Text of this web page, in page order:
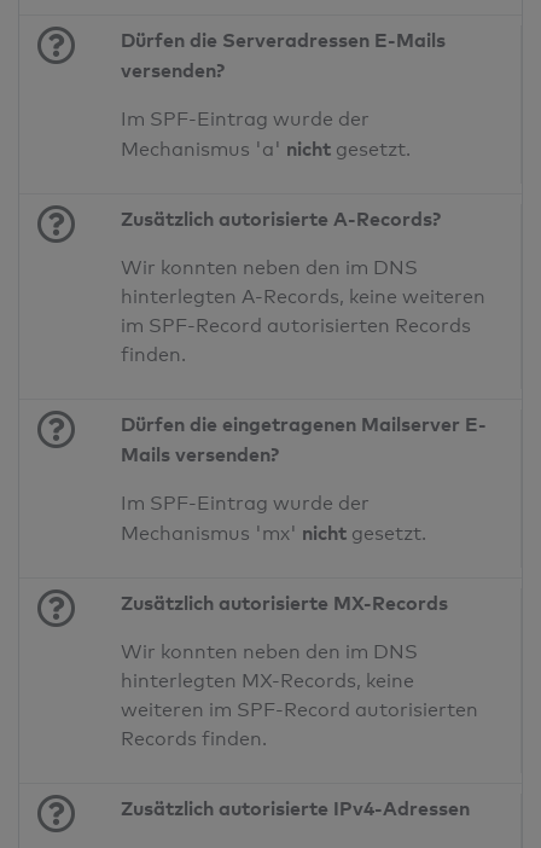
Dürfen die Serveradressen E-Mails
versenden?
Im SPF-Eintrag wurde der
Mechanismus 'a' nicht gesetzt.
Zusätzlich autorisierte A-Records?
Wir konnten neben den im DNS
hinterlegten A-Records, keine weiteren
im SPF-Record autorisierten Records
finden.
Dürfen die eingetragenen Mailserver E-
Mails versenden?
Im SPF-Eintrag wurde der
Mechanismus 'mx' nicht gesetzt.
Zusätzlich autorisierte MX-Records
Wir konnten neben den im DNS
hinterlegten MX-Records, keine
weiteren im SPF-Record autorisierten
Records finden.
Zusätzlich autorisierte IPv4-Adressen